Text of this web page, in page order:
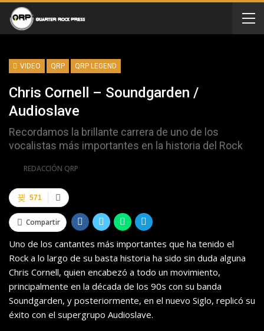
VIDEO QRP QRP LEGEND
Chris Cornell – Soundgarden /
Audioslave
Recordamos la brillante carrera de uno de los
vocalistas más importantes en la historia del Rock
REDACCIÓN QRP
571
Compartir
Uno de los cantantes más importantes que ha tenido el
Rock a lo largo de su basta historia ha sido sin duda alguna
Chris Cornell, quien encabezó a todo un movimiento,
principalmente en la década de los 90s con su banda
Soundgarden, y posteriormente, en el nuevo Siglo, replicó su
éxito con el supergrupo Audioslave.